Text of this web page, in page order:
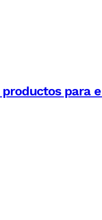
productos para